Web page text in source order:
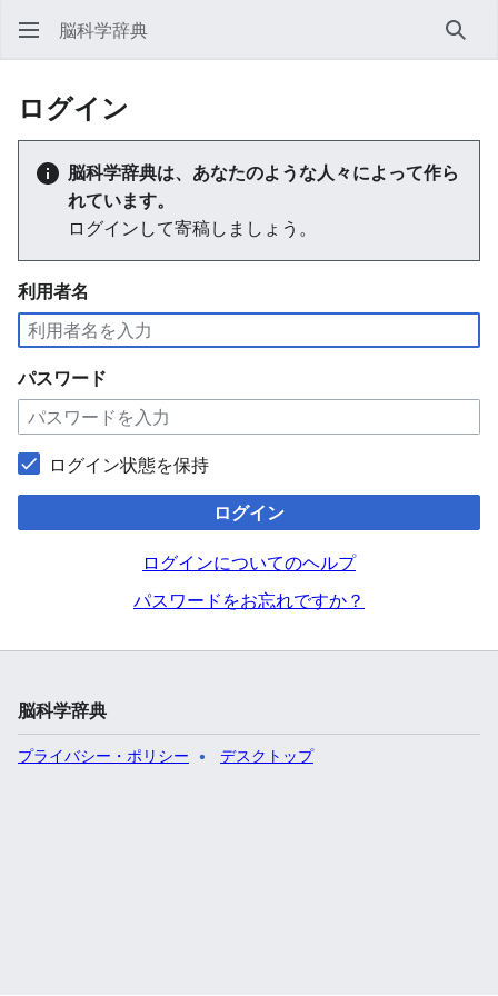
脳科学辞典 検索
ログイン
脳科学辞典は、あなたのような人々によって作ら
れています。
ログインして寄稿しましょう。
利用者名
パスワード
ログイン状態を保持
ログイン
ログインについてのヘルプ
パスワードをお忘れですか？
脳科学辞典
プライバシー・ポリシー デスクトップ